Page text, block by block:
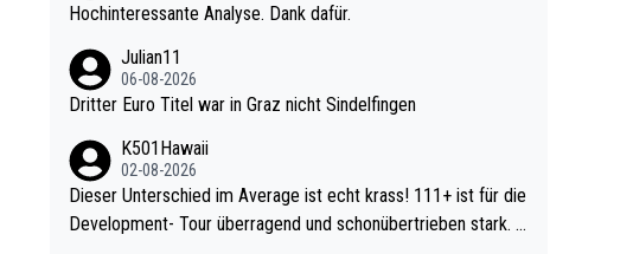
Hochinteressante Analyse. Dank dafür.
Julian11
06-08-2026
Dritter Euro Titel war in Graz nicht Sindelfingen
K501Hawaii
02-08-2026
Dieser Unterschied im Average ist echt krass! 111+ ist für die
Development- Tour überragend und schonübertrieben stark. U